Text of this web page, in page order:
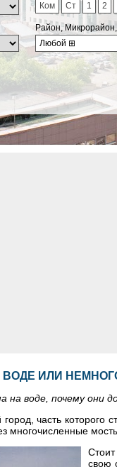
Ком
Ст 1 2
Район,
Любой ⊞
ВОДЕ ИЛИ
на воде, почему они
часть которого
многочисленные
свою